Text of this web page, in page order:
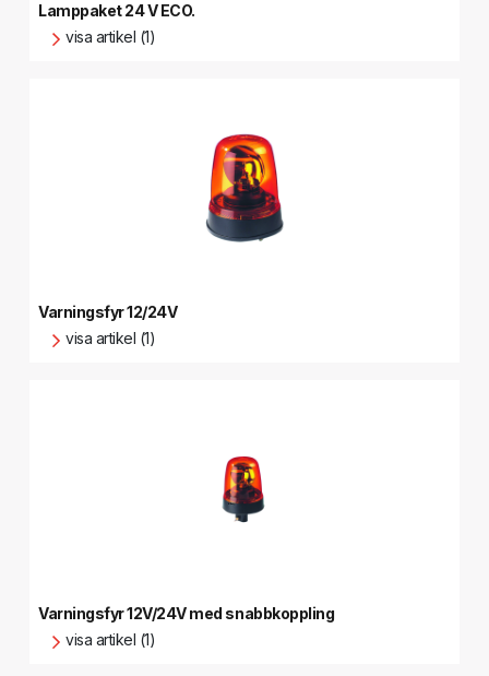
Lamppaket 24 V ECO.
visa artikel (1)
Varningsfyr 12/24V
visa artikel (1)
Varningsfyr 12V/24V med snabbkoppling
visa artikel (1)